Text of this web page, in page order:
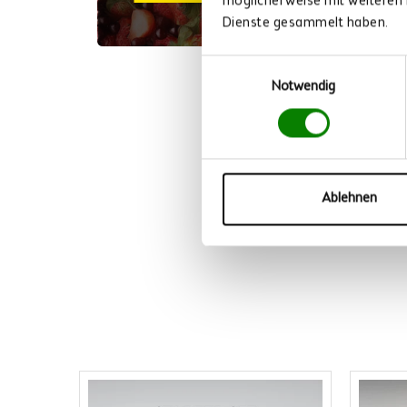
Dienste gesammelt haben.
Notwendig
Ablehnen